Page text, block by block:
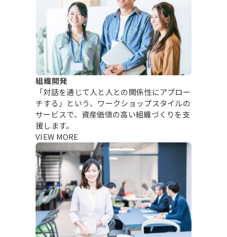
組織開発
「対話を通じて⼈と⼈との関係性にアプロー
チする」という、ワークショップスタイルの
サービスで、資産価値の高い組織づくりを支
援します。
VIEW MORE